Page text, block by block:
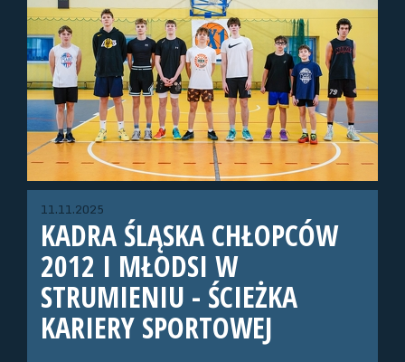
11.11.2025
KADRA ŚLĄSKA CHŁOPCÓW
2012 I MŁODSI W
STRUMIENIU - ŚCIEŻKA
KARIERY SPORTOWEJ